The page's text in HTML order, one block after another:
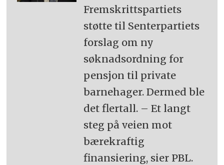
Fremskrittspartiets
støtte til Senterpartiets
forslag om ny
søknadsordning for
pensjon til private
barnehager. Dermed ble
det flertall. – Et langt
steg på veien mot
bærekraftig
finansiering, sier PBL.